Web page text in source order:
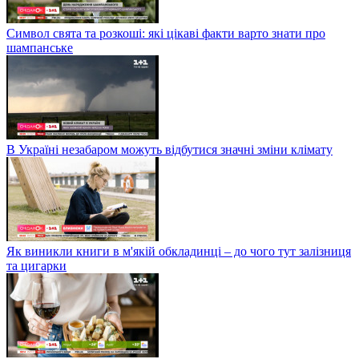
Символ свята та розкоші: які цікаві факти варто знати про
шампанське
В Україні незабаром можуть відбутися значні зміни клімату
Як виникли книги в м'якій обкладинці – до чого тут залізниця
та цигарки